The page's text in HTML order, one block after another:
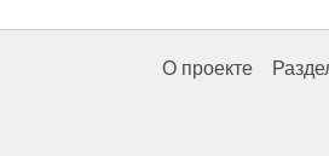
О проекте